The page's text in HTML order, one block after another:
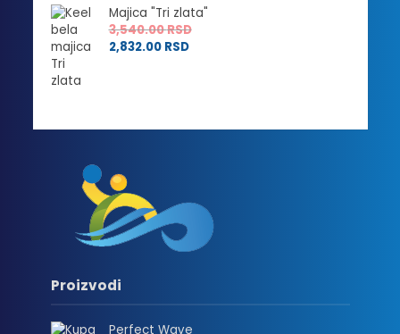
Majica "Tri zlata"
3,540.00RSD
2,832.00 RSD
Proizvodi
Perfect Wave